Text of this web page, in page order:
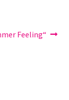
Feeling“